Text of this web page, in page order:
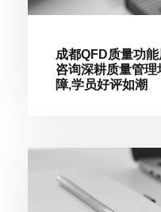
成都QFD质量功
咨询深耕质量管
障,学员好评如潮